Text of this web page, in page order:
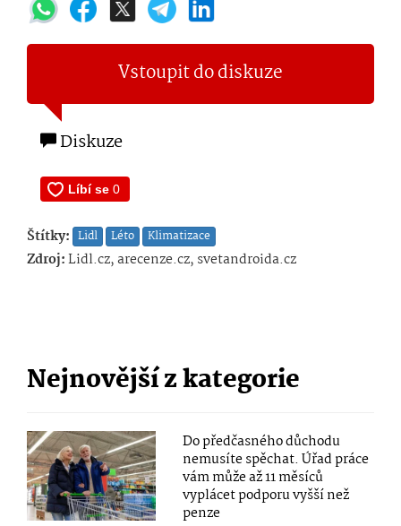
Vstoupit do diskuze
Diskuze
Štítky: Lidl Léto Klimatizace
Zdroj:Lidl.cz, arecenze.cz, svetandroida.cz
Nejnovější z kategorie
Do předčasného důchodu
nemusíte spěchat. Úřad práce
vám může až 11 měsíců
vyplácet podporu vyšší než
penze